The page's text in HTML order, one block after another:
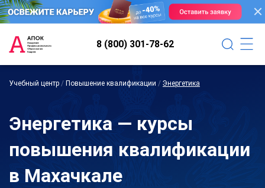
8 (800) 301-78-62
Учебный центр / Повышение квалификации / Энергетика
Энергетика — курсы
повышения квалификации
в Махачкале